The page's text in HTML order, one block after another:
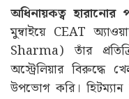
অধিনায়কত্ব হারানোর
মুম্বাইয়ে CEAT
Sharma) তাঁর
অস্ট্রেলিয়ার বিরুদ্ধে
উপভোগ করি।